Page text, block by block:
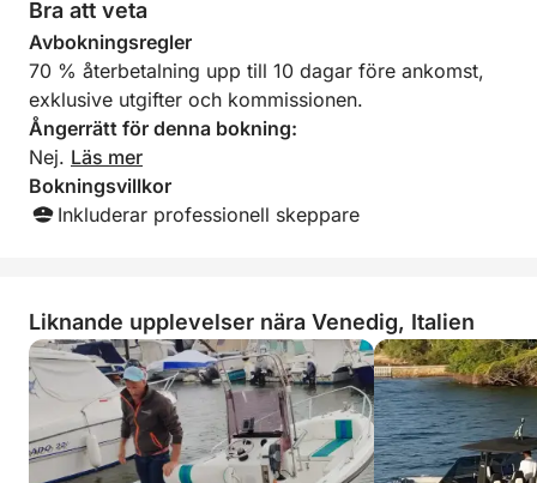
Bra att veta
Avbokningsregler
70 % återbetalning upp till 10 dagar före ankomst,
exklusive utgifter och kommissionen.
Ångerrätt för denna bokning:
Nej. Läs mer
Bokningsvillkor
Inkluderar professionell skeppare
Liknande upplevelser nära Venedig, Italien